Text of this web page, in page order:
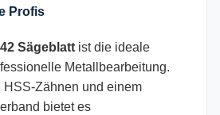
Profis
Sägeblatt ist die ideale
Metallbearbeitung.
HSS-Zähnen und einem
bietet es